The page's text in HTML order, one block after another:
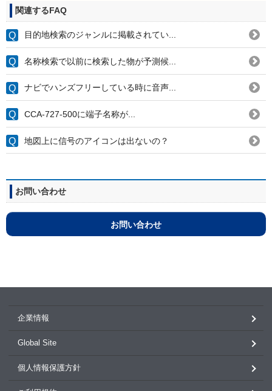
関連するFAQ
目的地検索のジャンルに掲載されてい...
名称検索で以前に検索した物が予測候...
ナビでハンズフリーしている時に音声...
CCA-727-500に端子名称が...
地図上に信号のアイコンは出ないの？
お問い合わせ
お問い合わせ
企業情報
Global Site
個人情報保護方針